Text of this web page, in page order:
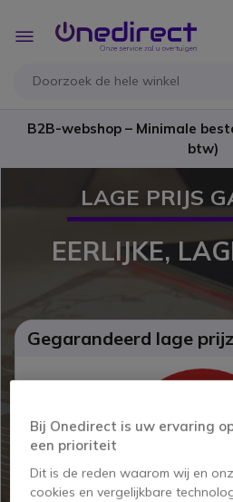
Toggle
Nav
B2B-webshop – Minimale
btw)
LAGE PRIJS
EERLIJKE,
Gegarandeerd lage
Bij Onedirect is uw ervaring
een prioriteit
Dit is de reden waarom wij en
cookies en vergelijkbare